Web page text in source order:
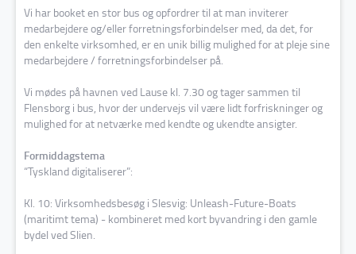
Vi har booket en stor bus og opfordrer til at man inviterer
medarbejdere og/eller forretningsforbindelser med, da det, for
den enkelte virksomhed, er en unik billig mulighed for at pleje sine
medarbejdere / forretningsforbindelser på.
Vi mødes på havnen ved Lause kl. 7.30 og tager sammen til
Flensborg i bus, hvor der undervejs vil være lidt forfriskninger og
mulighed for at netværke med kendte og ukendte ansigter.
Formiddagstema
“Tyskland digitaliserer”:
Kl. 10: Virksomhedsbesøg i Slesvig: Unleash-Future-Boats
(maritimt tema) - kombineret med kort byvandring i den gamle
bydel ved Slien.